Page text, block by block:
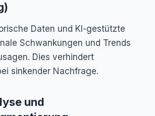
Daten und KI-gestützte
Schwankungen und Trends
Dies verhindert
sinkender Nachfrage.
und